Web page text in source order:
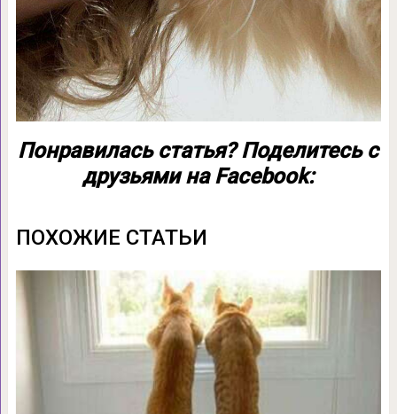
Понравилась статья? Поделитесь с
друзьями на Facebook:
ПОХОЖИЕ СТАТЬИ